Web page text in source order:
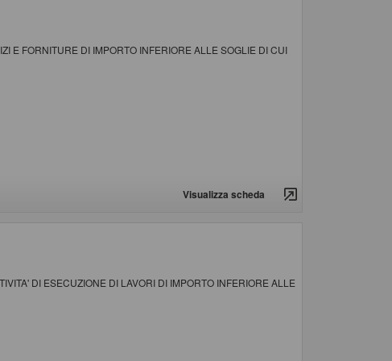
E FORNITURE DI IMPORTO INFERIORE ALLE SOGLIE DI CUI
Visualizza scheda
DI ESECUZIONE DI LAVORI DI IMPORTO INFERIORE ALLE